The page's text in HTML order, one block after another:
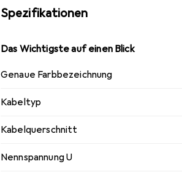
Leitermaterial: Kupfer
Maximale Betriebstemperatur: +90 °C
Spezifikationen
Das Wichtigste auf einen Blick
Genaue Farbbezeichnung
Kabeltyp
Kabelquerschnitt
Nennspannung U